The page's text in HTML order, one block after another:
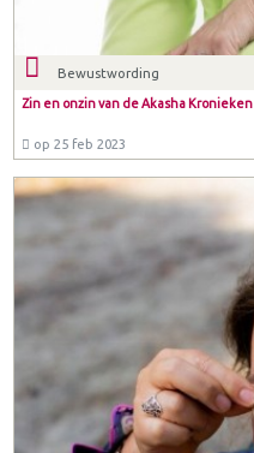
Bewustwording
Zin en onzin van de Akasha Kronieken
op 25 feb 2023